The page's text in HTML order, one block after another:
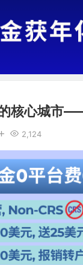
核心城市
2,124